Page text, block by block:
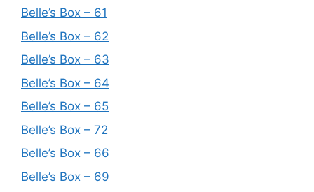
Belle’s Box – 61
Belle’s Box – 62
Belle’s Box – 63
Belle’s Box – 64
Belle’s Box – 65
Belle’s Box – 72
Belle’s Box – 66
Belle’s Box – 69